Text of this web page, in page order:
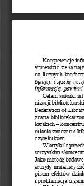
Kompetencje
stwierdzić, że są
na licznych
będący częścią
informacją, powinni
Celem autorki
nizacji
Federation of
znana
karskich –
miania znaczenia
czytelników.
W artykule
wszystkim
Jako metodę
służyły materiały
pisem efektów
i proklamacje